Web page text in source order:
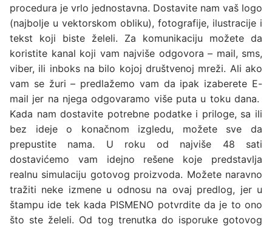
procedura je vrlo jednostavna. Dostavite nam vaš logo
(najbolje u vektorskom obliku), fotografije, ilustracije i
tekst koji biste želeli. Za komunikaciju možete da
koristite kanal koji vam najviše odgovora – mail, sms,
viber, ili inboks na bilo kojoj društvenoj mreži. Ali ako
vam se žuri – predlažemo vam da ipak izaberete E-
mail jer na njega odgovaramo više puta u toku dana.
Kada nam dostavite potrebne podatke i priloge, sa ili
bez ideje o konačnom izgledu, možete sve da
prepustite nama. U roku od najviše 48 sati
dostavićemo vam idejno rešene koje predstavlja
realnu simulaciju gotovog proizvoda. Možete naravno
tražiti neke izmene u odnosu na ovaj predlog, jer u
štampu ide tek kada PISMENO potvrdite da je to ono
što ste želeli. Od tog trenutka do isporuke gotovog